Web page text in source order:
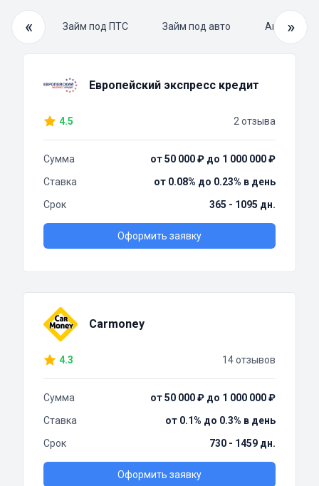
«
займ Займ под ПТС Займ под авто »
Европейский экспресс кредит
4.5 2 отзыва
Сумма
от 50 000 ₽ до 1 000 000 ₽
Ставка
от 0.08% до 0.23% в день
Срок
365 - 1095 дн.
Оформить заявку
Carmoney
4.3 14 отзывов
Сумма
от 50 000 ₽ до 1 000 000 ₽
Ставка
от 0.1% до 0.3% в день
Срок
730 - 1459 дн.
Оформить заявку